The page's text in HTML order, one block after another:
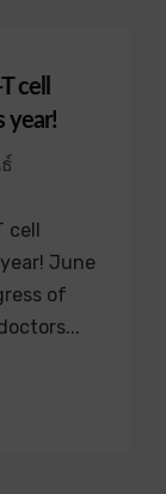
cell
year!
June
of